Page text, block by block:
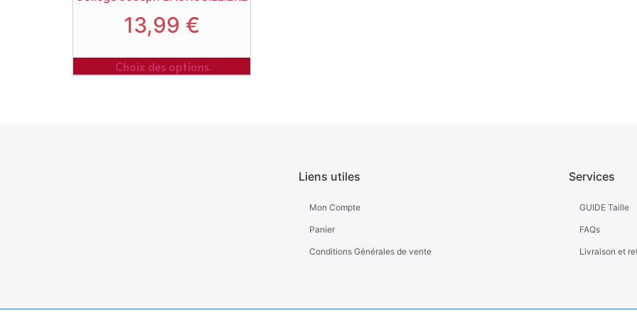
13,99 €
Choix des options
Liens utiles
Mon Compte
Panier
Conditions Générales de vente
Services
GUIDE Taille
FAQs
Livraison et